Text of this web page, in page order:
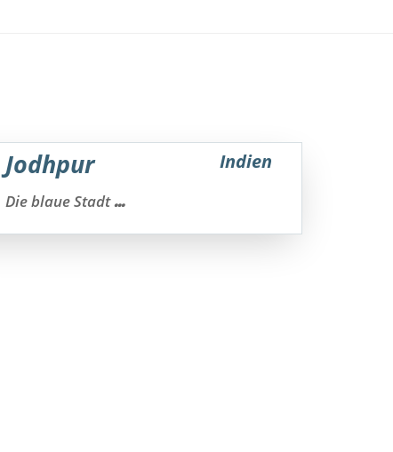
Jodhpur Indien
Die blaue Stadt...